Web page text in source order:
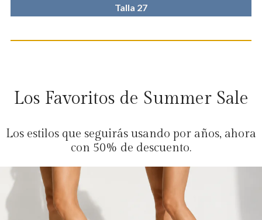
Talla 27
Los Favoritos de Summer Sale
Los estilos que seguirás usando por años, ahora
con 50% de descuento.